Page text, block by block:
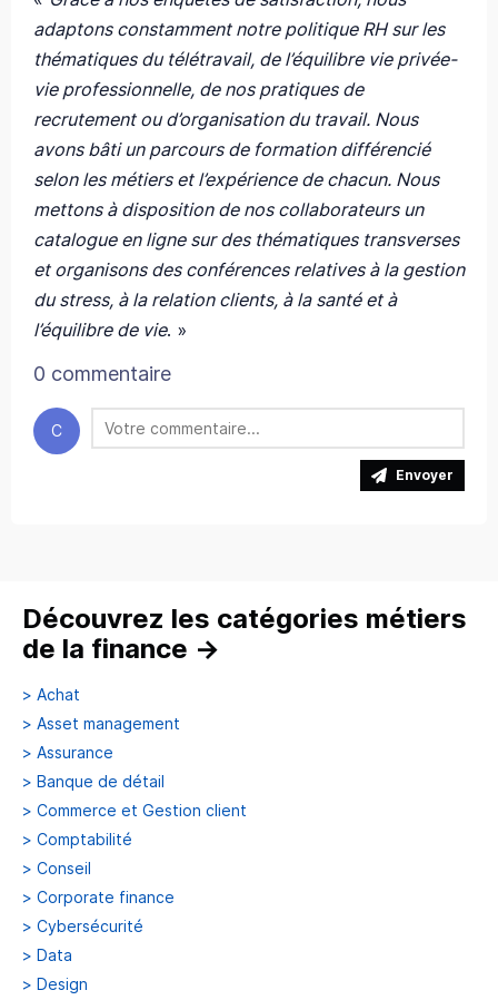
adaptons constamment notre politique RH sur les
thématiques du télétravail, de l’équilibre vie privée-
vie professionnelle, de nos pratiques de
recrutement ou d’organisation du travail. Nous
avons bâti un parcours de formation différencié
selon les métiers et l’expérience de chacun. Nous
mettons à disposition de nos collaborateurs un
catalogue en ligne sur des thématiques transverses
et organisons des conférences relatives à la gestion
du stress, à la relation clients, à la santé et à
l’équilibre de vie. »
0 commentaire
C
Envoyer
Découvrez les catégories métiers
de la finance →
> Achat
> Asset management
> Assurance
> Banque de détail
> Commerce et Gestion client
> Comptabilité
> Conseil
> Corporate finance
> Cybersécurité
> Data
> Design